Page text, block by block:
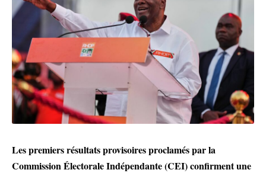
Les premiers résultats provisoires proclamés par la
Commission Électorale Indépendante (CEI) confirment une